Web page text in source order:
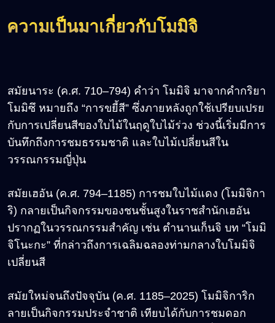
ความเป็นมาเกี่ยวกับโมมิจิ
สมัยนาระ (ค.ศ. 710–794) คำว่า โมมิจิ มาจากคำกริยา
โมมิซึ หมายถึง “การขยี้สี” ซึ่งภายหลังถูกใช้เปรียบเปรย
กับการเปลี่ยนสีของใบไม้ในฤดูใบไม้ร่วง ช่วงนี้เริ่มมีการ
บันทึกถึงการชมธรรมชาติ และใบไม้เปลี่ยนสีใน
วรรณกรรมญี่ปุ่น
สมัยเฮอัน (ค.ศ. 794–1185) การชมใบไม้แดง (โมมิจิกา
ริ) กลายเป็นกิจกรรมของชนชั้นสูงในราชสำนักเฮอัน
ปรากฏในวรรณกรรมสำคัญ เช่น ตำนานเก็นจิ บท “โมมิ
จิโนะกะ” ที่กล่าวถึงการเฉลิมฉลองท่ามกลางใบโมมิจิ
เปลี่ยนสี
สมัยใหม่จนถึงปัจจุบัน (ค.ศ. 1185–2025) โมมิจิการิก
ลายเป็นกิจกรรมประจำชาติ เทียบได้กับการชมดอก